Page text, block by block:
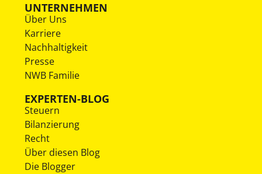
UNTERNEHMEN
Über Uns
Karriere
Nachhaltigkeit
Presse
NWB Familie
EXPERTEN-BLOG
Steuern
Bilanzierung
Recht
Über diesen Blog
Die Blogger